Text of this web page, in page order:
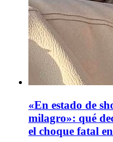
«En estado de
milagro»: qué
el choque fatal